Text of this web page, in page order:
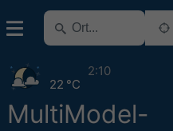
MultiModel-
22 °C
2:10